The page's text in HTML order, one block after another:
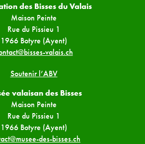
des Bisses du Valais
Maison Peinte
Rue du Pissieu 1
1966 Botyre (Ayent)
valais.ch
Soutenir l’ABV
valaisan des Bisses
Maison Peinte
Rue du Pissieu 1
1966 Botyre (Ayent)
des-bisses.ch